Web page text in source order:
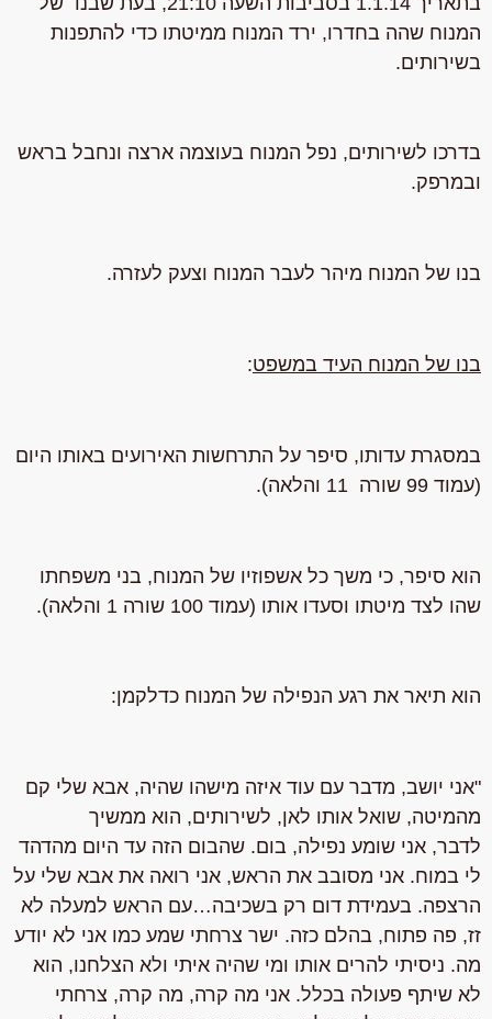
המנוח שהה בחדרו, ירד המנוח ממיטתו כדי להתפנות
בשירותים.
בדרכו לשירותים, נפל המנוח בעוצמה ארצה ונחבל בראש
ובמרפק.
בנו של המנוח מיהר לעבר המנוח וצעק לעזרה.
בנו של המנוח העיד במשפט:
במסגרת עדותו, סיפר על התרחשות האירועים באותו היום
(עמוד 99 שורה 11 והלאה).
הוא סיפר, כי משך כל אשפוזיו של המנוח, בני משפחתו
שהו לצד מיטתו וסעדו אותו (עמוד 100 שורה 1 והלאה).
הוא תיאר את רגע הנפילה של המנוח כדלקמן:
"אני יושב, מדבר עם עוד איזה מישהו שהיה, אבא שלי קם
מהמיטה, שואל אותו לאן, לשירותים, הוא ממשיך
לדבר, אני שומע נפילה, בום. שהבום הזה עד היום מהדהד
לי במוח. אני מסובב את הראש, אני רואה את אבא שלי על
הרצפה.בעמידת דום רק בשכיבה…עם הראש למעלה לא
זז, פה פתוח, בהלם כזה. ישר צרחתי שמע כמו אני לא יודע
מה. ניסיתי להרים אותו ומי שהיה איתי ולא הצלחנו, הוא
לא שיתף פעולה בכלל. אני מה קרה, מה קרה, צרחתי